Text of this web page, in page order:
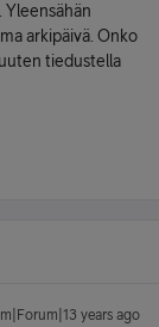
arkipäivä. Onko
tiedustella
years ago